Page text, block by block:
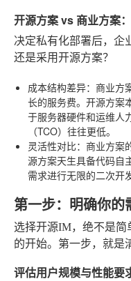
开源方案 vs 商业方案
决定私有化部署后，企
还是采用开源方案？
成本结构差异：商业方
长的服务费。开源方案
于服务器硬件和运维人
（TCO）往往更低。
灵活性对比：商业方案
源方案天生具备代码自
需求进行无限的二次开
第一步：明确你的
选择开源IM，绝不是简
的开始。第一步，就是
评估用户规模与性能要